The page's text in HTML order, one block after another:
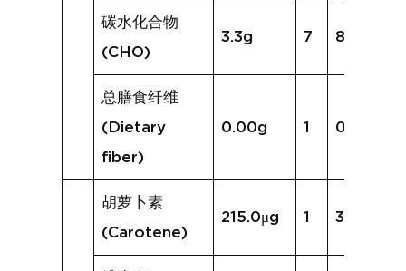
碳水化合物
(CHO)
3.3g 7 8.9g
总膳食纤维
(Dietary
fiber)
0.00g 1 0.0g
胡萝卜素
(Carotene)
215.0μg 1 35.4μg